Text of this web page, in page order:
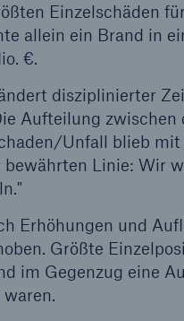
Einzelschäden
allein ein Brand in
€.
disziplinierter
Aufteilung zwischen
Unfall blieb mit
Linie: Wir
Erhöhungen und
Größte
im Gegenzug eine